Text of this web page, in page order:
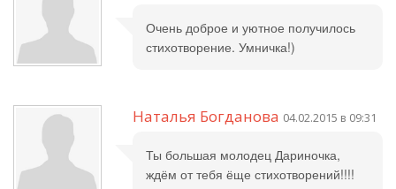
Очень доброе и уютное получилось
стихотворение. Умничка!)
Наталья Богданова 04.02.2015 в 09:31
Ты большая молодец Дариночка,
ждём от тебя ёще стихотворений!!!!